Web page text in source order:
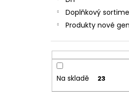
Doplňkový
Produkty nové
Na skladě 23
JOYETECH BF SS316
57 Kč